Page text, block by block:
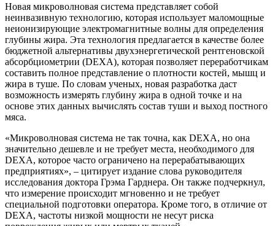
Новая микроволновая система представляет собой
неинвазивную технологию, которая использует маломощные
неионизирующие электромагнитные волны для определения
глубины жира. Эта технология предлагается в качестве более
бюджетной альтернативы двухэнергетической рентгеновской
абсорбциометрии (DEXA), которая позволяет переработчикам
составить полное представление о плотности костей, мышц и
жира в туше. По словам ученых, новая разработка даст
возможность измерять глубину жира в одной точке и на
основе этих данных вычислять состав туши и выход постного
мяса.
«Микроволновая система не так точна, как DEXA, но она
значительно дешевле и не требует места, необходимого для
DEXA, которое часто ограничено на перерабатывающих
предприятиях», – цитирует издание слова руководителя
исследования доктора Грэма Гарднера. Он также подчеркнул,
что измерение происходит мгновенно и не требует
специальной подготовки оператора. Кроме того, в отличие от
DEXA, частоты низкой мощности не несут риска